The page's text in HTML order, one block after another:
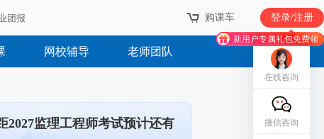
团报 购课车 登录/注册
新用户专属礼包免费领
团报 购课车 登录/注册
新用户专属礼包免费领
网校辅导 老师团队
2027监理工程师考试预计还有
在线咨询
微信咨询